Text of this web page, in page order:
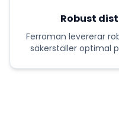
Robust
Ferroman levererar
säkerställer optimal